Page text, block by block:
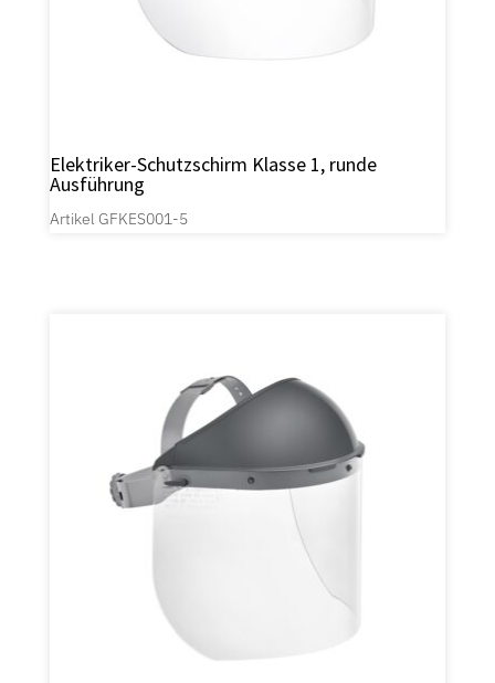
Elektriker-Schutzschirm Klasse 1, runde
Ausführung
Artikel GFKES001-5